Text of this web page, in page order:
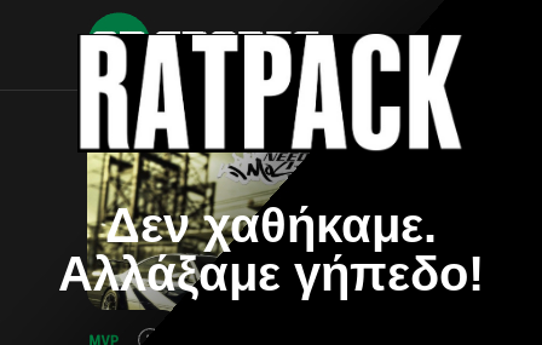
Δεν χαθήκαμε.
Αλλάξαμε γήπεδο!